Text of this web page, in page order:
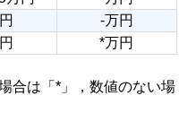
-万円
*万円
合は「*」，数値のない場